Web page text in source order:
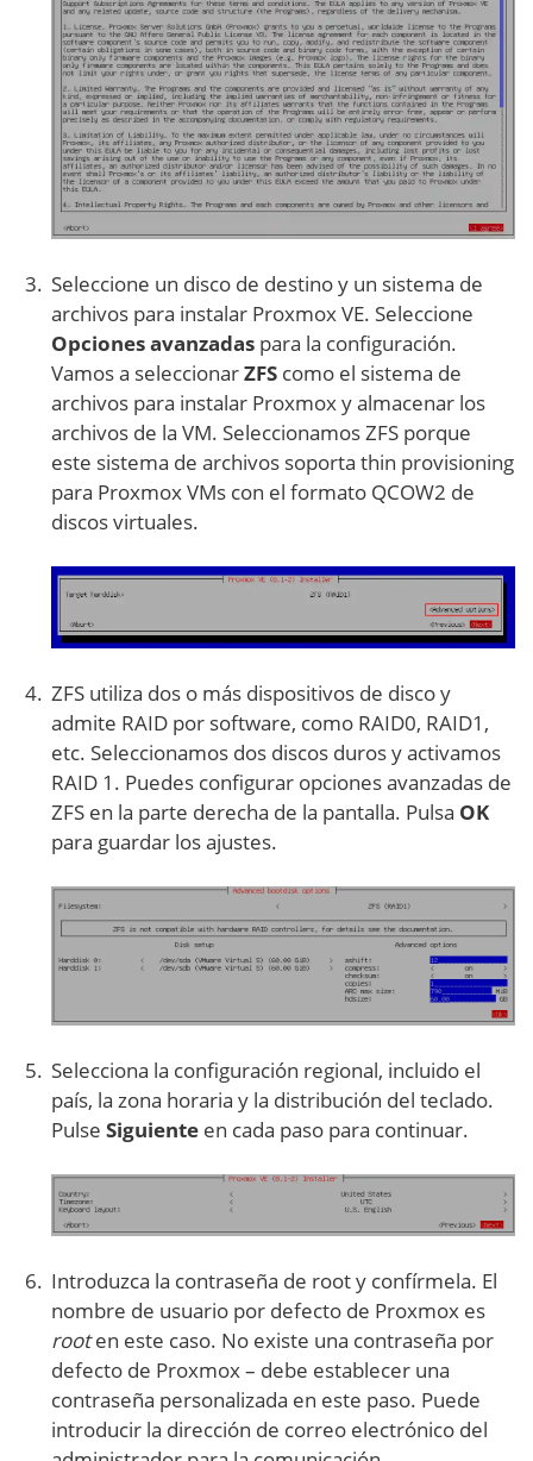
Seleccione un disco de destino y un sistema de
archivos para instalar Proxmox VE. Seleccione
Opciones avanzadas para la configuración.
Vamos a seleccionarZFS como el sistema de
archivos para instalar Proxmox y almacenar los
archivos de la VM. Seleccionamos ZFS porque
este sistema de archivos soporta thin provisioning
para Proxmox VMs con el formato QCOW2 de
discos virtuales.
ZFS utiliza dos o más dispositivos de disco y
admite RAID por software, como RAID0, RAID1,
etc. Seleccionamos dos discos duros y activamos
RAID 1. Puedes configurar opciones avanzadas de
ZFS en la parte derecha de la pantalla. Pulsa OK
para guardar los ajustes.
Selecciona la configuración regional, incluido el
país, la zona horaria y la distribución del teclado.
Pulse Siguiente en cada paso para continuar.
Introduzca la contraseña de root y confírmela. El
nombre de usuario por defecto de Proxmox es
rooten este caso. No existe una contraseña por
defecto de Proxmox – debe establecer una
contraseña personalizada en este paso. Puede
introducir la dirección de correo electrónico del